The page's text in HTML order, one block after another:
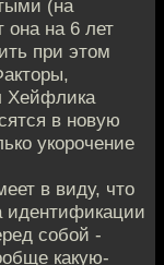
(на
она на 6 лет
при этом
Хейфлика
в новую
укорочение
в виду, что
идентификации
собой -
какую-